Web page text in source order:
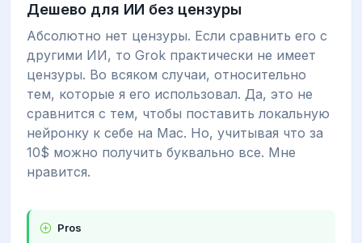
Дешево для ИИ без цензуры
Абсолютно нет цензуры. Если сравнить его с
другими ИИ, то Grok практически не имеет
цензуры. Во всяком случаи, относительно
тем, которые я его использовал. Да, это не
сравнится с тем, чтобы поставить локальную
нейронку к себе на Mac. Но, учитывая что за
10$ можно получить буквально все. Мне
нравится.
Pros